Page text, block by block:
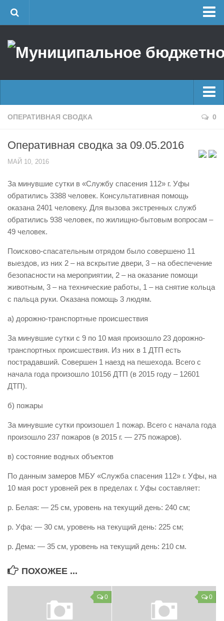
Об учреждении
Районные УГЗ
Поисково-спасательный отряд г. Уфы
Центр размещения пострадавших
Отчеты о реализации муниципальных программ
История
Виды деятельности
Обслуживание опасных производственных объектов
УГЗ рекомендует
Памятки населению
Как стать спасателем
Уголок гражданской обороны
Пресс-центр
СМИ о нас
Наша работа
Фотогалерея
Обращения
Контакты
Вакансии
Главные новости
Оперативная сводка
Половодье
Купальный сезон
ОПЕРАТИВНАЯ СВОДКА 0
Оперативная сводка за 09.05.2016
МАЙ 10, 2016
За минувшие сутки в «Службу спасения 112» г. Уфы
обратились 3388 человек. Консультативная помощь
оказана 2401 человеку. Для вызова экстренных служб
обратились 938 человек, по жилищно-бытовым вопросам –
49 человек.
Поисково-спасательным отрядом было совершено 11
выездов, из них 2 – на вскрытие двери, 3 – на обеспечение
безопасности на мероприятии, 2 – на оказание помощи
животным, 3 – на технические работы, 1 – на снятие кольца
с пальца руки. Оказана помощь 3 людям.
а) дорожно-транспортные происшествия
За минувшие сутки с 9 по 10 мая произошло 23 дорожно-
транспортных происшествия. Из них в 1 ДТП есть
пострадавший. Совершен 1 наезд на пешехода. Всего с
начала года произошло 10156 ДТП (в 2015 году – 12601
ДТП).
б) пожары
За минувшие сутки произошел 1 пожар. Всего с начала года
произошло 237 пожаров (в 2015 г. — 275 пожаров).
в) состояние водных объектов
По данным замеров МБУ «Служба спасения 112» г. Уфы, на
10 мая рост уровней рек в пределах г. Уфы составляет:
р. Белая: — 25 см, уровень на текущий день: 240 см;
р. Уфа: — 30 см, уровень на текущий день: 225 см;
р. Дема: — 35 см, уровень на текущий день: 210 см.
ПОХОЖЕЕ ...
0 0